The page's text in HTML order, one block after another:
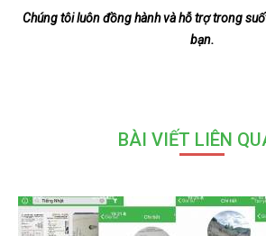
Chúng tôi luôn đồng hành và hỗ trợ trong
bạn.
BÀI VIẾT LIÊN